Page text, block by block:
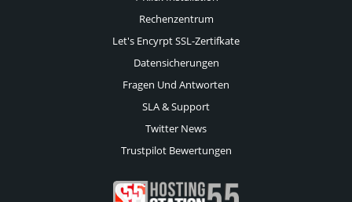
Rechenzentrum
Let's Encyrpt SSL-Zertifkate
Datensicherungen
Fragen Und Antworten
SLA & Support
Twitter News
Trustpilot Bewertungen